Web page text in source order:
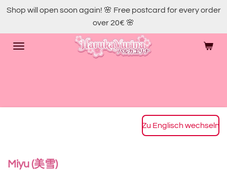
Skip
main
content
Shop will open soon again! 🌸 Free postcard for every order
over 20€ 🌸
Zu Englisch wechseln
Miyu (美雪)